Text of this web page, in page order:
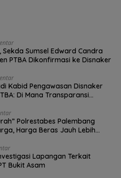
Sumsel Edward Candra
PTBA Dikonfirmasi ke Disnaker
Kabid Pengawasan Disnaker
Di Mana Transparansi
Polrestabes Palembang
Harga Beras Jauh Lebih
Lapangan Terkait
Bukit Asam